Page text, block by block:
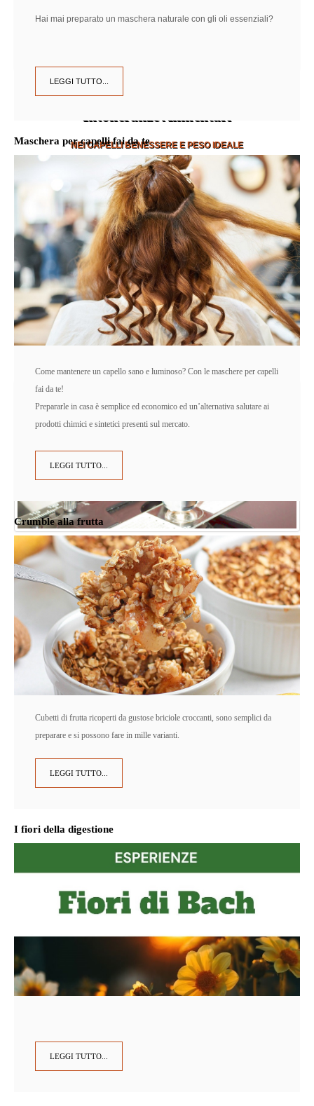
NEI CAPELLI BENESSERE E PESO IDEALE
SCOPRI DI PIÙ
Hai mai preparato un maschera naturale con gli oli essenziali?
LEGGI TUTTO...
Maschera per capelli fai da te
Come mantenere un capello sano e luminoso? Con le maschere per capelli
fai da te!
Prepararle in casa è semplice ed economico ed un’alternativa salutare ai
prodotti chimici e sintetici presenti sul mercato.
LEGGI TUTTO...
Crumble alla frutta
Cubetti di frutta ricoperti da gustose briciole croccanti, sono semplici da
preparare e si possono fare in mille varianti.
LEGGI TUTTO...
I fiori della digestione
LEGGI TUTTO...